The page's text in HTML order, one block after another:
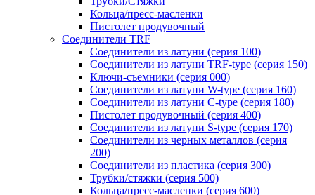
Кольца/пресс-масленки
Пистолет продувочный
Соединители TRF
Соединители из латуни (серия 100)
Соединители из латуни TRF-type (серия 150)
Ключи-съемники (серия 000)
Соединители из латуни W-type (серия 160)
Соединители из латуни С-type (серия 180)
Пистолет продувочный (серия 400)
Соединители из латуни S-type (серия 170)
Соединители из черных металлов (серия
200)
Соединители из пластика (серия 300)
Трубки/стяжки (серия 500)
Кольца/пресс-масленки (серия 600)